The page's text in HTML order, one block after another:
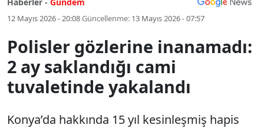
12 Mayıs 2026 - 20:08Güncellenme: 13 Mayıs 2026 - 07:57
Polisler gözlerine inanamadı:
2 ay saklandığı cami
tuvaletinde yakalandı
Konya’da hakkında 15 yıl kesinleşmiş hapis